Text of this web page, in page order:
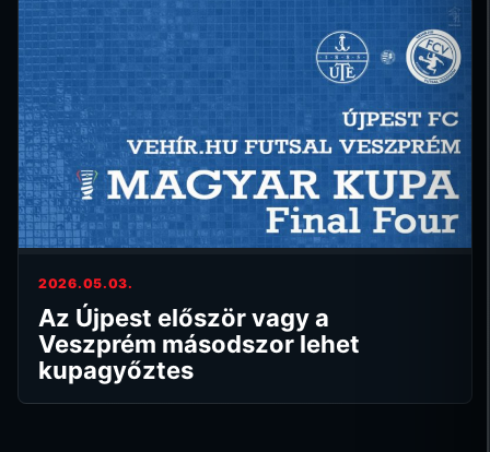
2026.05.03.
Az Újpest először vagy a
Veszprém másodszor lehet
kupagyőztes